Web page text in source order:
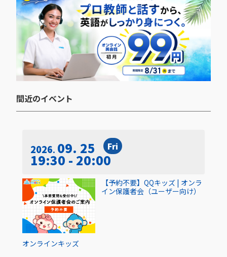
間近のイベント​
2026 09. 25 Fri
19:30 - 20:00
オンラインキッズ
【予約不要】QQキッズ | オンラ
イン保護者会（ユーザー向け）